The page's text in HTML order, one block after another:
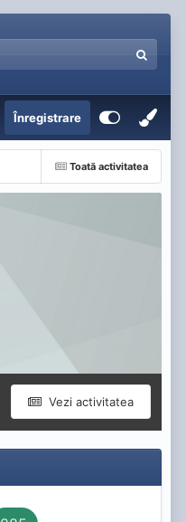
Înregistrare
Toată activitatea
Vezi activitatea